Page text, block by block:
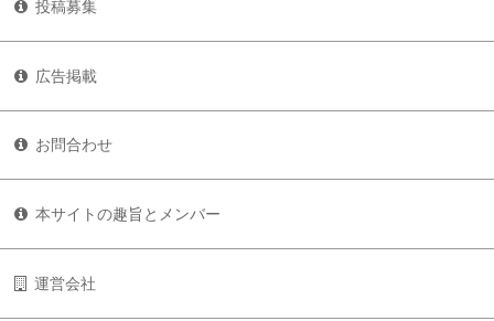
投稿募集
広告掲載
お問合わせ
本サイトの趣旨とメンバー
運営会社